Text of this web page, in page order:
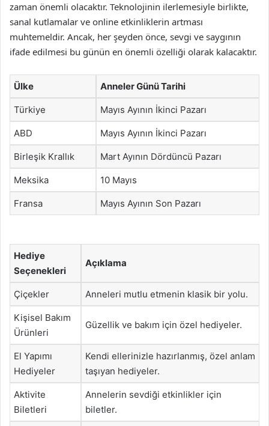
zaman önemli olacaktır. Teknolojinin ilerlemesiyle birlikte,
sanal kutlamalar ve online etkinliklerin artması
muhtemeldir. Ancak, her şeyden önce, sevgi ve saygının
ifade edilmesi bu günün en önemli özelliği olarak kalacaktır.
Ülke Anneler Günü Tarihi
Türkiye Mayıs Ayının İkinci Pazarı
ABD Mayıs Ayının İkinci Pazarı
Birleşik Krallık Mart Ayının Dördüncü Pazarı
Meksika 10 Mayıs
Fransa Mayıs Ayının Son Pazarı
Hediye
Seçenekleri
Açıklama
Çiçekler Anneleri mutlu etmenin klasik bir yolu.
Kişisel Bakım
Ürünleri
Güzellik ve bakım için özel hediyeler.
El Yapımı
Hediyeler
Kendi ellerinizle hazırlanmış, özel anlam
taşıyan hediyeler.
Aktivite
Biletleri
Annelerin sevdiği etkinlikler için
biletler.